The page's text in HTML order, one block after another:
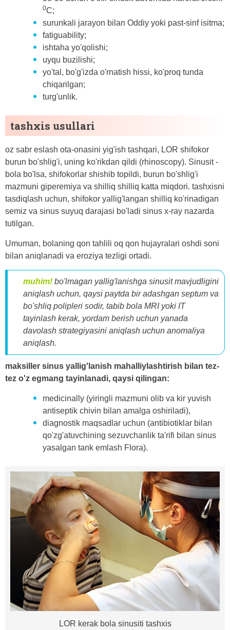
0C;
surunkali jarayon bilan Oddiy yoki past-sinf isitma;
fatiguability;
ishtaha yo'qolishi;
uyqu buzilishi;
yo'tal, bo'g'izda o'rnatish hissi, ko'proq tunda
chiqarilgan;
turg'unlik.
tashxis usullari
oz sabr eslash ota-onasini yig'ish tashqari, LOR shifokor
burun bo'shlig'i, uning ko'rikdan qildi (rhinoscopy). Sinusit -
bola bo'lsa, shifokorlar shishib topildi, burun bo'shlig'i
mazmuni giperemiya va shilliq shilliq katta miqdori. tashxisni
tasdiqlash uchun, shifokor yallig'langan shilliq ko'rinadigan
semiz va sinus suyuq darajasi bo'ladi sinus x-ray nazarda
tutilgan.
Umuman, bolaning qon tahlili oq qon hujayralari oshdi soni
bilan aniqlanadi va eroziya tezligi ortadi.
muhim! bo'lmagan yallig'lanishga sinusit mavjudligini
aniqlash uchun, qaysi paytda bir adashgan septum va
bo'shliq polipleri sodir, tabib bola MRI yoki IT
tayinlash kerak, yordam berish uchun yanada
davolash strategiyasini aniqlash uchun anomaliya
aniqlash.
maksiller sinus yallig'lanish mahalliylashtirish bilan tez-
tez o'z egmang tayinlanadi, qaysi qilingan:
medicinally (yiringli mazmuni olib va ​​kir yuvish
antiseptik chivin bilan amalga oshiriladi),
diagnostik maqsadlar uchun (antibiotiklar bilan
qo'zg'atuvchining sezuvchanlik ta'rifi bilan sinus
yasalgan tank emlash Flora).
LOR kerak bola sinusiti tashxis